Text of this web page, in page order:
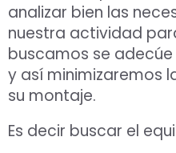
analizar bien las
nuestra actividad
buscamos se
y así minimizaremos
su montaje.
Es decir buscar el